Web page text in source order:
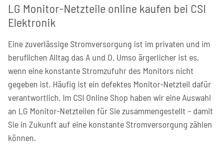
LG Monitor-Netzteile online kaufen bei CSI
Elektronik
Eine zuverlässige Stromversorgung ist im privaten und im
beruflichen Alltag das A und O. Umso ärgerlicher ist es,
wenn eine konstante Stromzufuhr des Monitors nicht
gegeben ist. Häufig ist ein defektes Monitor-Netzteil dafür
verantwortlich. Im CSI Online Shop haben wir eine Auswahl
an LG Monitor-Netzteilen für Sie zusammengestellt – damit
Sie in Zukunft auf eine konstante Stromversorgung zählen
können.